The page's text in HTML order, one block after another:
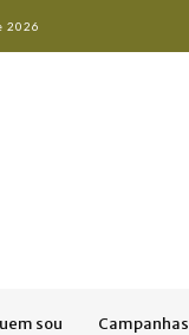
2026
sou Campanhas